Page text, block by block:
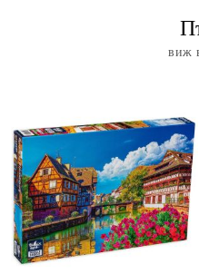
⠀
виж